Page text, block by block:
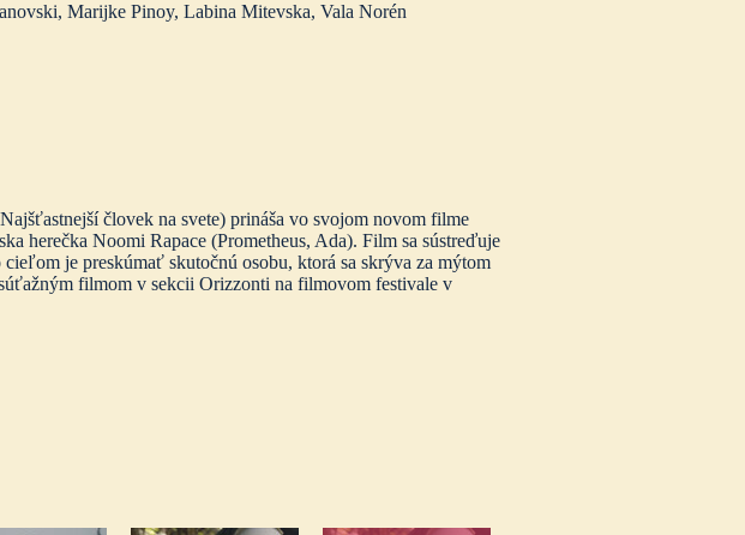
Marijke Pinoy, Labina Mitevska, Vala Norén
človek na svete) prináša vo svojom novom filme
herečka Noomi Rapace (Prometheus, Ada). Film sa sústreďuje
je preskúmať skutočnú osobu, ktorá sa skrýva za mýtom
filmom v sekcii Orizzonti na filmovom festivale v